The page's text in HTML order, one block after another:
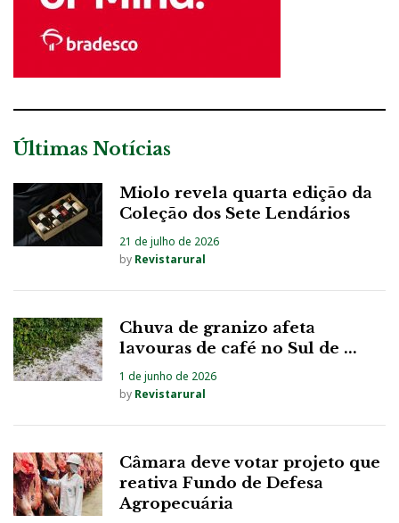
Últimas Notícias
Miolo revela quarta edição da
Coleção dos Sete Lendários
21 de julho de 2026
by Revistarural
Chuva de granizo afeta
lavouras de café no Sul de ...
1 de junho de 2026
by Revistarural
Câmara deve votar projeto que
reativa Fundo de Defesa
Agropecuária